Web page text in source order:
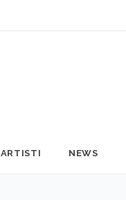
ARTISTI NEWS